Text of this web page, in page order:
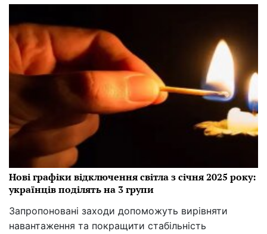
Нові графіки відключення світла з січня 2025 року:
українців поділять на 3 групи
Запропоновані заходи допоможуть вирівняти
навантаження та покращити стабільність